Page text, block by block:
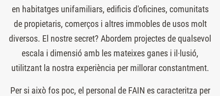
en habitatges unifamiliars, edificis d'oficines, comunitats
de propietaris, comerços i altres immobles de usos molt
diversos. El nostre secret? Abordem projectes de qualsevol
escala i dimensió amb les mateixes ganes i il·lusió,
utilitzant la nostra experiència per millorar constantment.
Per si això fos poc, el personal de FAIN es caracteritza per